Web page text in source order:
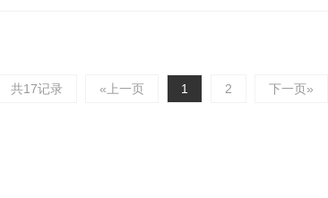
共17记录 «上一页 1 2 下一页»